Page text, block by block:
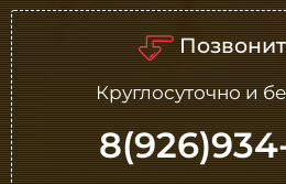
Круглосуточно и